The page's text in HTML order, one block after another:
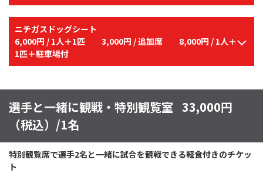
ニチガスドッグシート
6,000円 / 1人＋1匹 3,000円 / 追加席 8,000円 / 1人＋
1匹＋駐車場付
選手と一緒に観戦・特別観覧室 33,000円
（税込）/1名
特別観覧席で選手2名と一緒に試合を観戦できる軽食付きのチケッ
ト